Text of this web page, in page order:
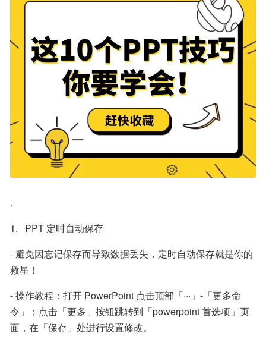
.
1.   PPT 定时自动保存
- 避免因忘记保存而导致数据丢失，定时自动保存就是你的
救星！
- 操作教程：打开 PowerPoint 点击顶部「···」-「更多命
令」；点击「更多」按钮跳转到「powerpoint 首选项」页
面，在「保存」处进行设置修改。